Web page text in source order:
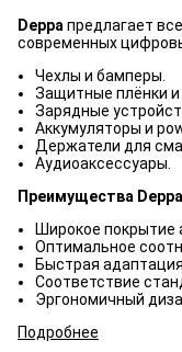
Deppa предлагает
современных
Чехлы и бамперы.
Защитные плёнки и
Зарядные
Аккумуляторы и
Держатели для
Аудиоаксессуары.
Преимущества
Широкое покрытие
Оптимальное
Быстрая
Соответствие
Эргономичный
Подробнее